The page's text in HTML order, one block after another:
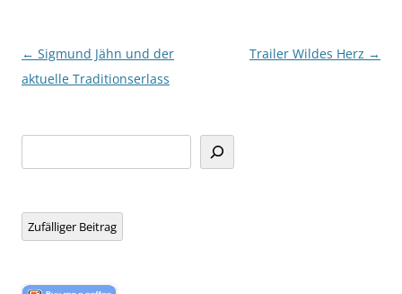
Beitragsnavigation
← Sigmund Jähn und der
aktuelle Traditionserlass
Trailer Wildes Herz →
Zufälliger Beitrag